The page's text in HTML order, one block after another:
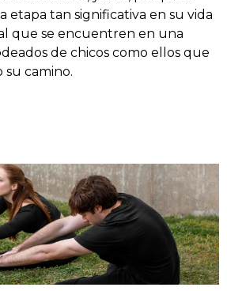
etapa tan significativa en su vida
que se encuentren en una
de chicos como ellos que
camino.